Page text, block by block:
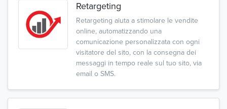
Retargeting
Retargeting aiuta a stimolare le vendite
online, automatizzando una
comunicazione personalizzata con ogni
visitatore del sito, con la consegna dei
messaggi in tempo reale sul tuo sito, via
email o SMS.